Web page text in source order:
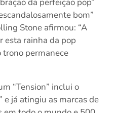
bom”
Stone afirmou: “A
esta rainha da pop
trono permanece
“Tension” inclui o
e já atingiu as marcas de